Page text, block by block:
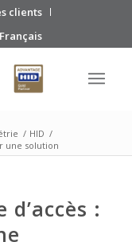
clients
Français
/ HID /
une solution
: